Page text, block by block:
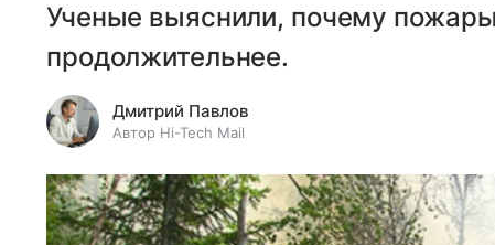
Ученые выяснили, почему
продолжительнее.
Дмитрий Павлов
Автор Hi-Tech Mail